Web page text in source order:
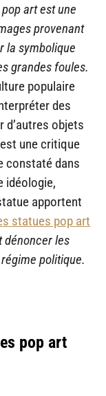
art est une
provenant
la symbolique
grandes foules.
populaire
des
d’autres objets
une critique
constaté dans
idéologie,
apportent
statues pop art
dénoncer les
politique.
pop art